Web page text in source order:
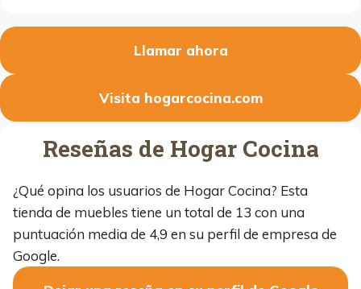
Llamar ahora
Visita hogarcocina.com
Reseñas de Hogar Cocina
¿Qué opina los usuarios de Hogar Cocina? Esta
tienda de muebles tiene un total de 13 con una
puntuación media de 4,9 en su perfil de empresa de
Google.